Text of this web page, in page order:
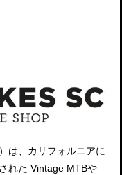
は、カリフォルニアに
れた Vintage MTBや